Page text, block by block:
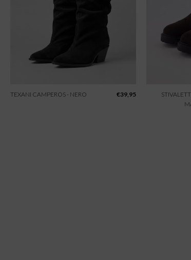
TEXANI CAMPEROS - NERO €39,95